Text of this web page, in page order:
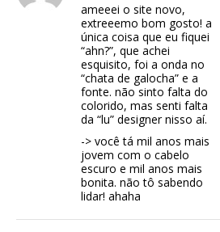
ameeei o site novo,
extreeemo bom gosto! a
única coisa que eu fiquei
“ahn?”, que achei
esquisito, foi a onda no
“chata de galocha” e a
fonte. não sinto falta do
colorido, mas senti falta
da “lu” designer nisso aí.
-> você tá mil anos mais
jovem com o cabelo
escuro e mil anos mais
bonita. não tô sabendo
lidar! ahaha